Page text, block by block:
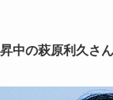
中の萩原利久さん